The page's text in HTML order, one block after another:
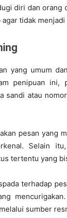
diri dan orang
tidak menjadi
yang umum
penipuan ini,
sandi atau
pesan yang
Selain
tertentu yang
terhadap
sumber